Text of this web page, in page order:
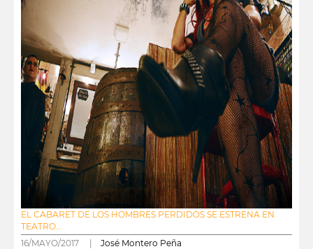
EL CABARET DE LOS HOMBRES PERDIDOS SE ESTRENA EN
TEATRO...
16/MAYO/2017 | José Montero Peña